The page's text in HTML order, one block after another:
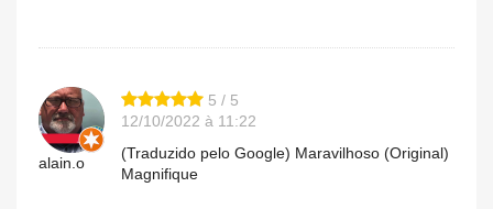
alain.o
5 / 5
12/10/2022 à 11:22
(Traduzido pelo Google) Maravilhoso (Original)
Magnifique